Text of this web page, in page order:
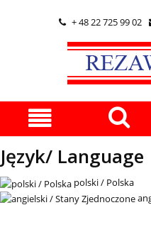
 + 48 22 725 99 02
Język/ Language
polski / Polska